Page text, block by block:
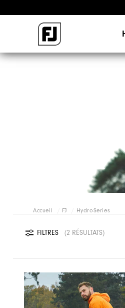
La gamme la plus
golf. HydroSeries offre
contre les éléments
Dames
Accueil FJ HydroSeries
FILTRES 2 RÉSULTATS